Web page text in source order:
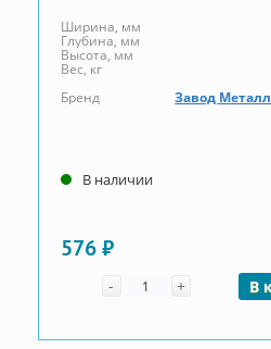
Ширина, мм
Глубина, мм
Высота, мм
Вес, кг
Бренд
Завод
В наличии
576 ₽
- Количество
+ В